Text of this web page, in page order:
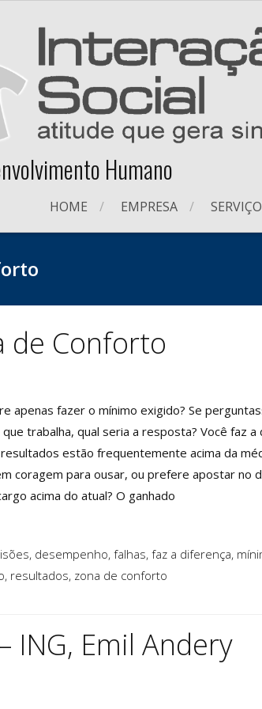
Humano
HOME EMPRESA
de Conforto
apenas fazer o mínimo exigido? Se
trabalha, qual seria a resposta? Você faz
estão frequentemente acima da
coragem para ousar, ou prefere apostar no
acima do atual? O ganhado
, desempenho, falhas, faz a diferença,
, resultados, zona de conforto
ING, Emil Andery